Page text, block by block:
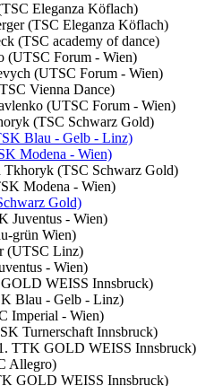
Eleganza Köflach)
(TSC Eleganza Köflach)
(TSC academy of dance)
(UTSC Forum - Wien)
(UTSC Forum - Wien)
Vienna Dance)
(UTSC Forum - Wien)
(TSC Schwarz Gold)
Blau - Gelb - Linz)
Modena - Wien)
Tkhoryk (TSC Schwarz Gold)
Modena - Wien)
Gold)
Juventus - Wien)
grün Wien)
(UTSC Linz)
- Wien)
WEISS Innsbruck)
Blau - Gelb - Linz)
Imperial - Wien)
Turnerschaft Innsbruck)
TTK GOLD WEISS Innsbruck)
Allegro)
GOLD WEISS Innsbruck)